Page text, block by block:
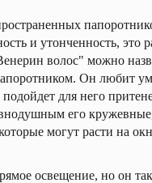
и утонченность, это
волос" можно
Он любит
для него
его
могут расти на
освещение, но он